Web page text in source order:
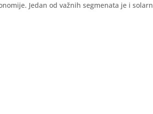
Jedan od važnih segmenata je i